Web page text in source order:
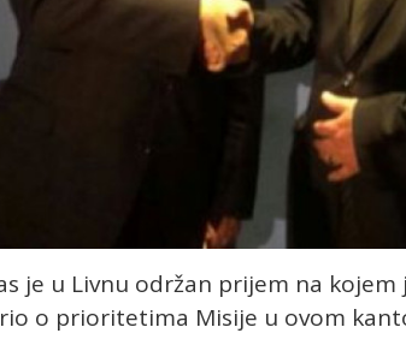
je u Livnu održan prijem na kojem
o prioritetima Misije u ovom